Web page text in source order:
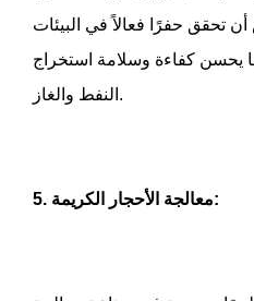
تحقق حفرًا فعالاً في البيئات
يحسن كفاءة وسلامة استخراج
النفط والغاز.
5. معالجة الأحجار الكريمة: